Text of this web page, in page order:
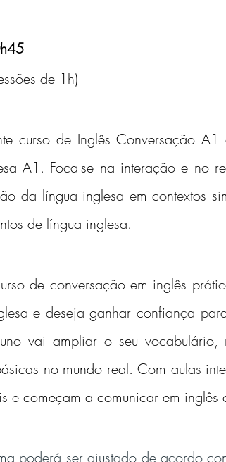
de 1h)
curso de Inglês Conversação A1
A1. Foca-se na interação e no
da língua inglesa em contextos
de língua inglesa.
de conversação em inglês
e deseja ganhar confiança
vai ampliar o seu
no mundo real. Com aulas
e começam a comunicar em
poderá ser ajustado de acordo